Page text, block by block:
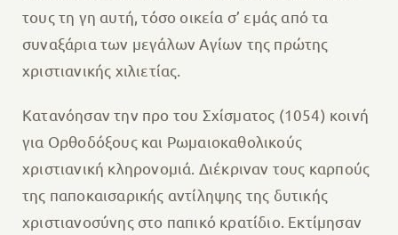
τους τη γη αυτή, τόσο οικεία σ’ εμάς από τα
συναξάρια των μεγάλων Αγίων της πρώτης
χριστιανικής χιλιετίας.
Κατανόησαν την προ του Σχίσματος (1054) κοινή
για Ορθοδόξους και Ρωμαιοκαθολικούς
χριστιανική κληρονομιά. Διέκριναν τους καρπούς
της παποκαισαρικής αντίληψης της δυτικής
χριστιανοσύνης στο παπικό κρατίδιο. Εκτίμησαν